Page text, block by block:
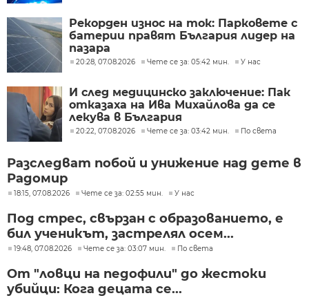
Рекорден износ на ток: Парковете с
батерии правят България лидер на
пазара
20:28, 07.08.2026 Чете се за: 05:42 мин. У нас
И след медицинско заключение: Пак
отказаха на Ива Михайлова да се
лекува в България
20:22, 07.08.2026 Чете се за: 03:42 мин. По света
Разследват побой и унижение над дете в
Радомир
18:15, 07.08.2026 Чете се за: 02:55 мин. У нас
Под стрес, свързан с образованието, е
бил ученикът, застрелял осем...
19:48, 07.08.2026 Чете се за: 03:07 мин. По света
От "ловци на педофили" до жестоки
убийци: Кога децата се...